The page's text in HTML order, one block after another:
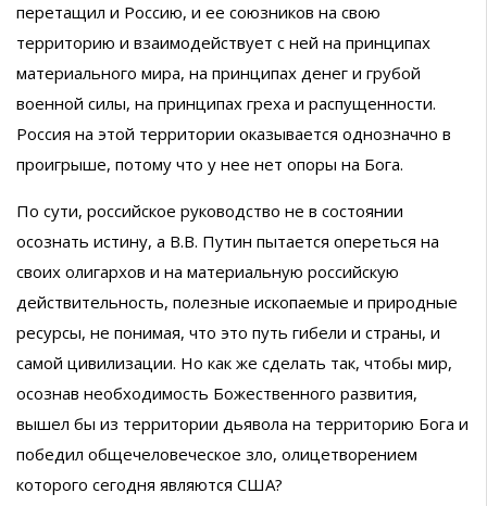
перетащил и Россию, и ее союзников на свою
территорию и взаимодействует с ней на принципах
материального мира, на принципах денег и грубой
военной силы, на принципах греха и распущенности.
Россия на этой территории оказывается однозначно в
проигрыше, потому что у нее нет опоры на Бога.
По сути, российское руководство не в состоянии
осознать истину, а В.В. Путин пытается опереться на
своих олигархов и на материальную российскую
действительность, полезные ископаемые и природные
ресурсы, не понимая, что это путь гибели и страны, и
самой цивилизации. Но как же сделать так, чтобы мир,
осознав необходимость Божественного развития,
вышел бы из территории дьявола на территорию Бога и
победил общечеловеческое зло, олицетворением
которого сегодня являются США?